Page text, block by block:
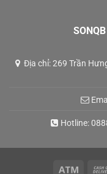
Địa chỉ: 269 Trần
Hotline:
Atm